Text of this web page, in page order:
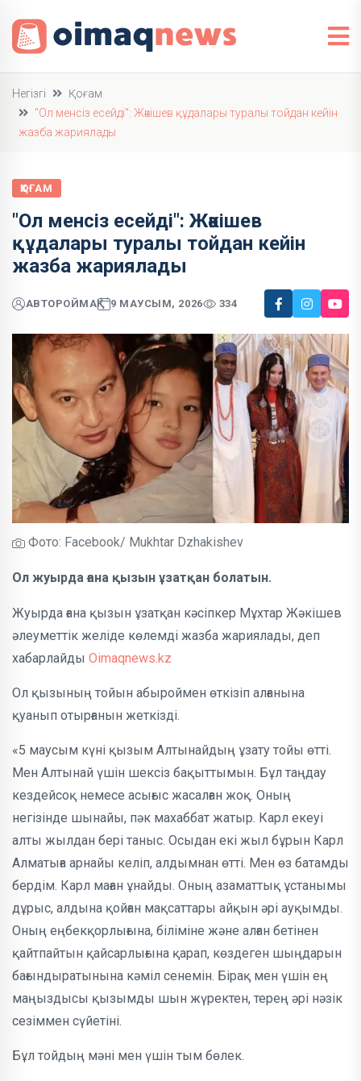
Негізгі
Қоғам
"Ол менсіз есейді": Жәкішев құдалары туралы тойдан кейін
жазба жариялады
ҚОҒАМ
"Ол менсіз есейді": Жәкішев
құдалары туралы тойдан кейін
жазба жариялады
АВТОРОЙМАҚ 9 МАУСЫМ, 2026 334
Фото: Facebook/ Mukhtar Dzhakishev
Ол жуырда ғана қызын ұзатқан болатын.
Жуырда ғана қызын ұзатқан кәсіпкер Мұхтар Жәкішев
әлеуметтік желіде көлемді жазба жариялады, деп
хабарлайды Oimaqnews.kz
Ол қызының тойын абыроймен өткізіп алғанына
қуанып отырғанын жеткізді.
«5 маусым күні қызым Алтынайдың ұзату тойы өтті.
Мен Алтынай үшін шексіз бақыттымын. Бұл таңдау
кездейсоқ немесе асығыс жасалған жоқ. Оның
негізінде шынайы, пәк махаббат жатыр. Карл екеуі
алты жылдан бері таныс. Осыдан екі жыл бұрын Карл
Алматыға арнайы келіп, алдымнан өтті. Мен өз батамды
бердім. Карл маған ұнайды. Оның азаматтық ұстанымы
дұрыс, алдына қойған мақсаттары айқын әрі ауқымды.
Оның еңбекқорлығына, біліміне және алған бетінен
қайтпайтын қайсарлығына қарап, көздеген шыңдарын
бағындыратынына кәміл сенемін. Бірақ мен үшін ең
маңыздысы қызымды шын жүректен, терең әрі нәзік
сезіммен сүйетіні.
Бұл тойдың мәні мен үшін тым бөлек.